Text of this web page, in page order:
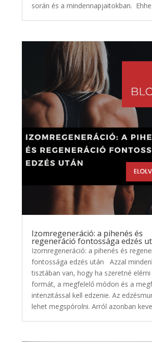
során és a mindennapjaitokban.
Izomregeneráció: a pihenés és
regeneráció fontossága edzés
Izomregeneráció: a pihenés és
fontossága edzés után Azzal
tisztában van, hogy ha szeretné
formát, a megfelelő módon és a
intenzitással kell edzenie. Az
lehet megspórolni. Arról azonban